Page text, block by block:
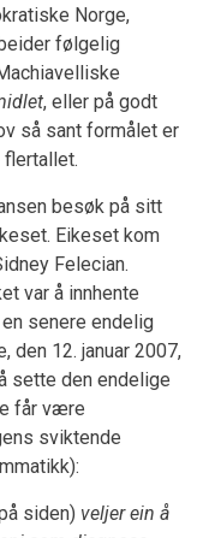
Norge,
følgelig
, eller på godt
så sant formålet er
flertallet.
besøk på sitt
Eikeset kom
Felecian.
var å innhente
senere endelig
den 12. januar 2007,
sette den endelige
får være
sviktende
siden) veljer ein å